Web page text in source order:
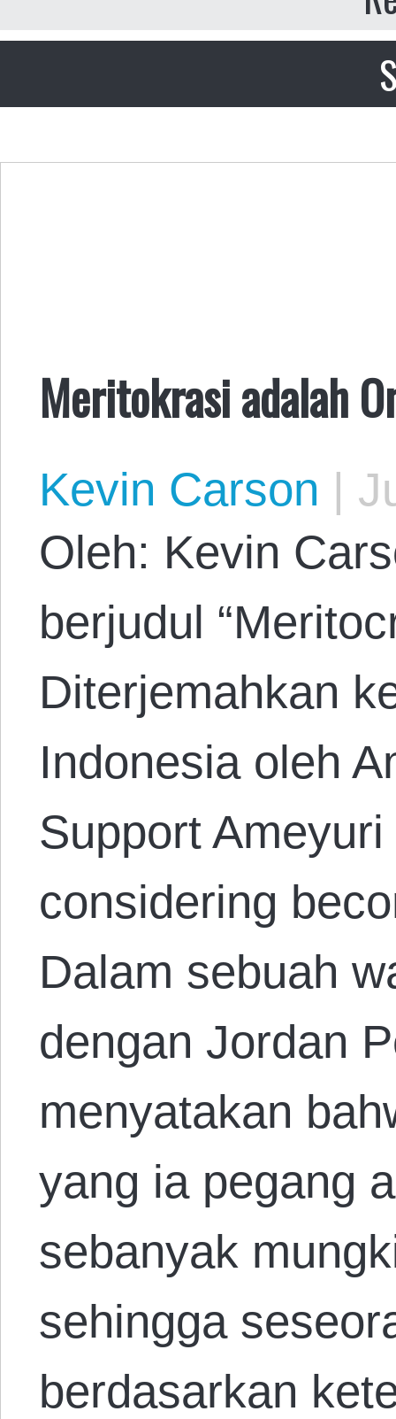
Meritokrasi adalah
Kevin Carson |
Oleh: Kevin
berjudul
Diterjemahkan
Indonesia oleh
Support
considering
Dalam sebuah
dengan Jordan
menyatakan
yang ia pegang
sebanyak
sehingga
berdasarkan